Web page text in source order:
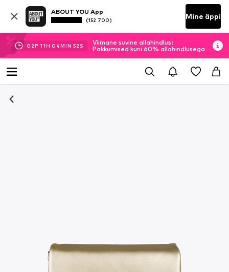
ABOUT YOU App
(152 700) Mine äppi
02P 11H 04MIN 52 S
Viimane suvine allahindlus:
Pakkumised kuni 60% allahindlusega